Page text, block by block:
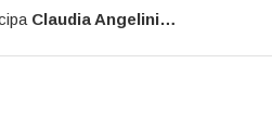
Claudia Angelini…